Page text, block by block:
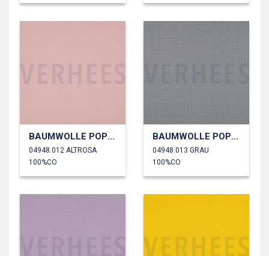
BAUMWOLLE POPELINE KLEINE PUNKTE
04948.012 ALTROSA
100%CO
BAUMWOLLE POPELINE KLEINE PUNKTE
04948.013 GRAU
100%CO